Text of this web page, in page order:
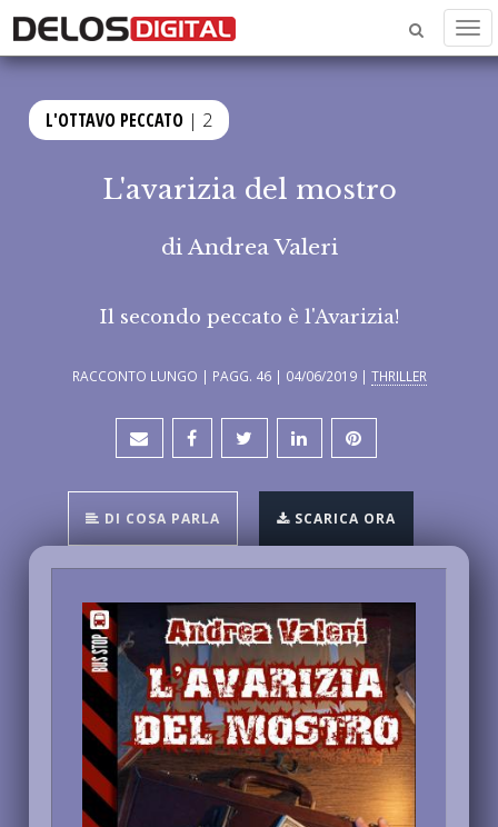
L'OTTAVO PECCATO | 2
L'avarizia del mostro
di Andrea Valeri
Il secondo peccato è l'Avarizia!
RACCONTO LUNGO | PAGG. 46 | 04/06/2019 | THRILLER
DI COSA PARLA SCARICA ORA